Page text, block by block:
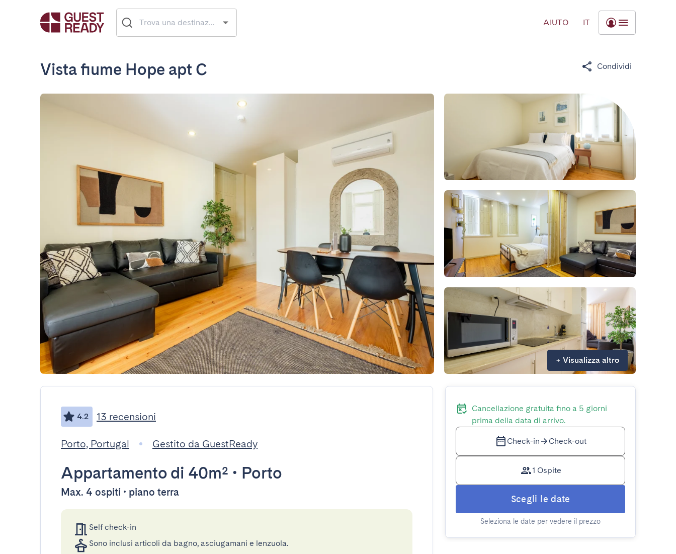
AIUTO IT
Vista fiume Hope apt C Condividi
+ Visualizza altro
4.2 13 recensioni
Porto, Portugal Gestito da GuestReady
Appartamento di 40m² • Porto
Max. 4 ospiti • piano terra
Self check-in
Sono inclusi articoli da bagno, asciugamani e lenzuola.
Cancellazione gratuita fino a 5 giorni
prima della data di arrivo.
Check-in Check-out
1 Ospite
Scegli le date
Seleziona le date per vedere il prezzo